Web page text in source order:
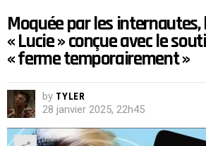
Moquée par les internautes,
« Lucie » conçue avec le
« ferme temporairement »
by TYLER
28 janvier 2025, 22h45